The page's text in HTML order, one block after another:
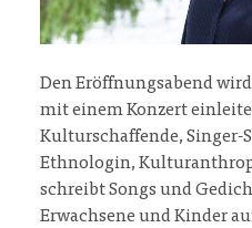
Den Eröffnungsabend wird
mit einem Konzert
Kulturschaffende,
Ethnologin,
schreibt Songs und
Erwachsene und Kinder